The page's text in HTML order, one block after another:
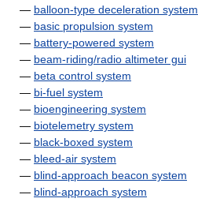
— balloon-type deceleration system
— basic propulsion system
— battery-powered system
— beam-riding/radio altimeter gui
— beta control system
— bi-fuel system
— bioengineering system
— biotelemetry system
— black-boxed system
— bleed-air system
— blind-approach beacon system
— blind-approach system